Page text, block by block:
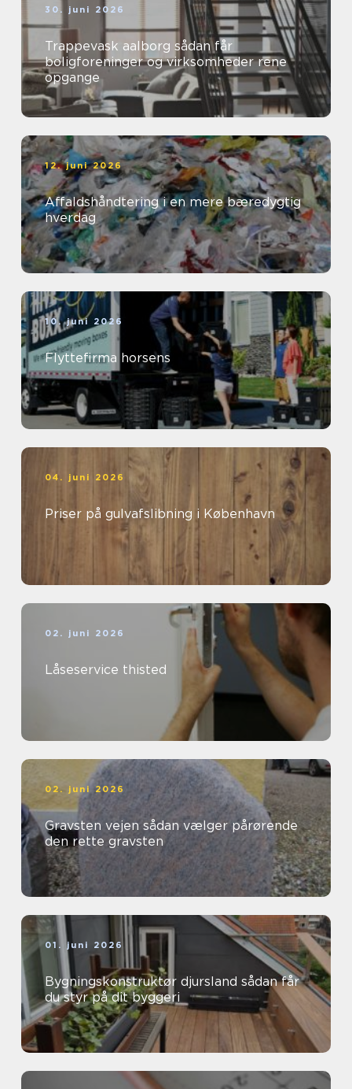
30. juni 2026
Trappevask aalborg sådan får
boligforeninger og virksomheder rene
opgange
12. juni 2026
Affaldshåndtering i en mere bæredygtig
hverdag
10. juni 2026
Flyttefirma horsens
04. juni 2026
Priser på gulvafslibning i København
02. juni 2026
Låseservice thisted
02. juni 2026
Gravsten vejen sådan vælger pårørende
den rette gravsten
01. juni 2026
Bygningskonstruktør djursland sådan får
du styr på dit byggeri